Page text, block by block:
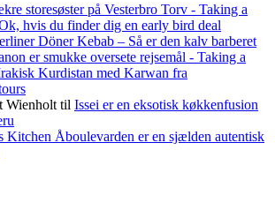
storesøster på Vesterbro Torv - Taking a
hvis du finder dig en early bird deal
Döner Kebab – Så er den kalv barberet
er smukke oversete rejsemål - Taking a
Kurdistan med Karwan fra
Wienholt til Issei er en eksotisk køkkenfusion
Kitchen Åboulevarden er en sjælden autentisk